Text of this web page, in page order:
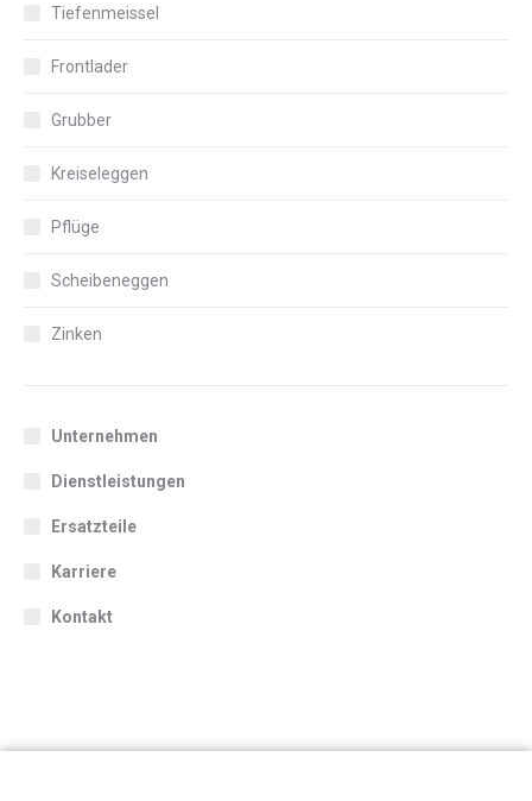
Tiefenmeissel
Frontlader
Grubber
Kreiseleggen
Pflüge
Scheibeneggen
Zinken
Unternehmen
Dienstleistungen
Ersatzteile
Karriere
Kontakt